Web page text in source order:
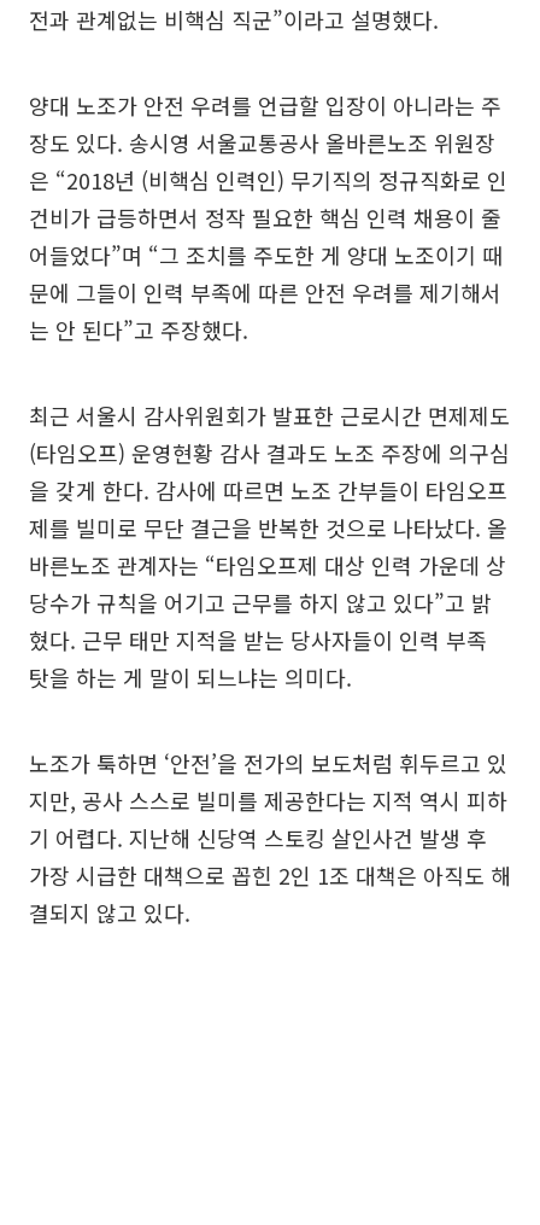
전과 관계없는 비핵심 직군”이라고 설명했다.
양대 노조가 안전 우려를 언급할 입장이 아니라는 주
장도 있다. 송시영 서울교통공사 올바른노조 위원장
은 “2018년 (비핵심 인력인) 무기직의 정규직화로 인
건비가 급등하면서 정작 필요한 핵심 인력 채용이 줄
어들었다”며 “그 조치를 주도한 게 양대 노조이기 때
문에 그들이 인력 부족에 따른 안전 우려를 제기해서
는 안 된다”고 주장했다.
최근 서울시 감사위원회가 발표한 근로시간 면제제도
(타임오프) 운영현황 감사 결과도 노조 주장에 의구심
을 갖게 한다. 감사에 따르면 노조 간부들이 타임오프
제를 빌미로 무단 결근을 반복한 것으로 나타났다. 올
바른노조 관계자는 “타임오프제 대상 인력 가운데 상
당수가 규칙을 어기고 근무를 하지 않고 있다”고 밝
혔다. 근무 태만 지적을 받는 당사자들이 인력 부족
탓을 하는 게 말이 되느냐는 의미다.
노조가 툭하면 ‘안전’을 전가의 보도처럼 휘두르고 있
지만, 공사 스스로 빌미를 제공한다는 지적 역시 피하
기 어렵다. 지난해 신당역 스토킹 살인사건 발생 후
가장 시급한 대책으로 꼽힌 2인 1조 대책은 아직도 해
결되지 않고 있다.